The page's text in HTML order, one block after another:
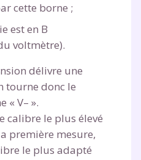
cette borne ;
est en B
voltmètre).
délivre une
tourne donc le
« V– ».
calibre le plus élevé
première mesure,
le plus adapté
notre
soutien
vidéos
de révisions
aux parentspour